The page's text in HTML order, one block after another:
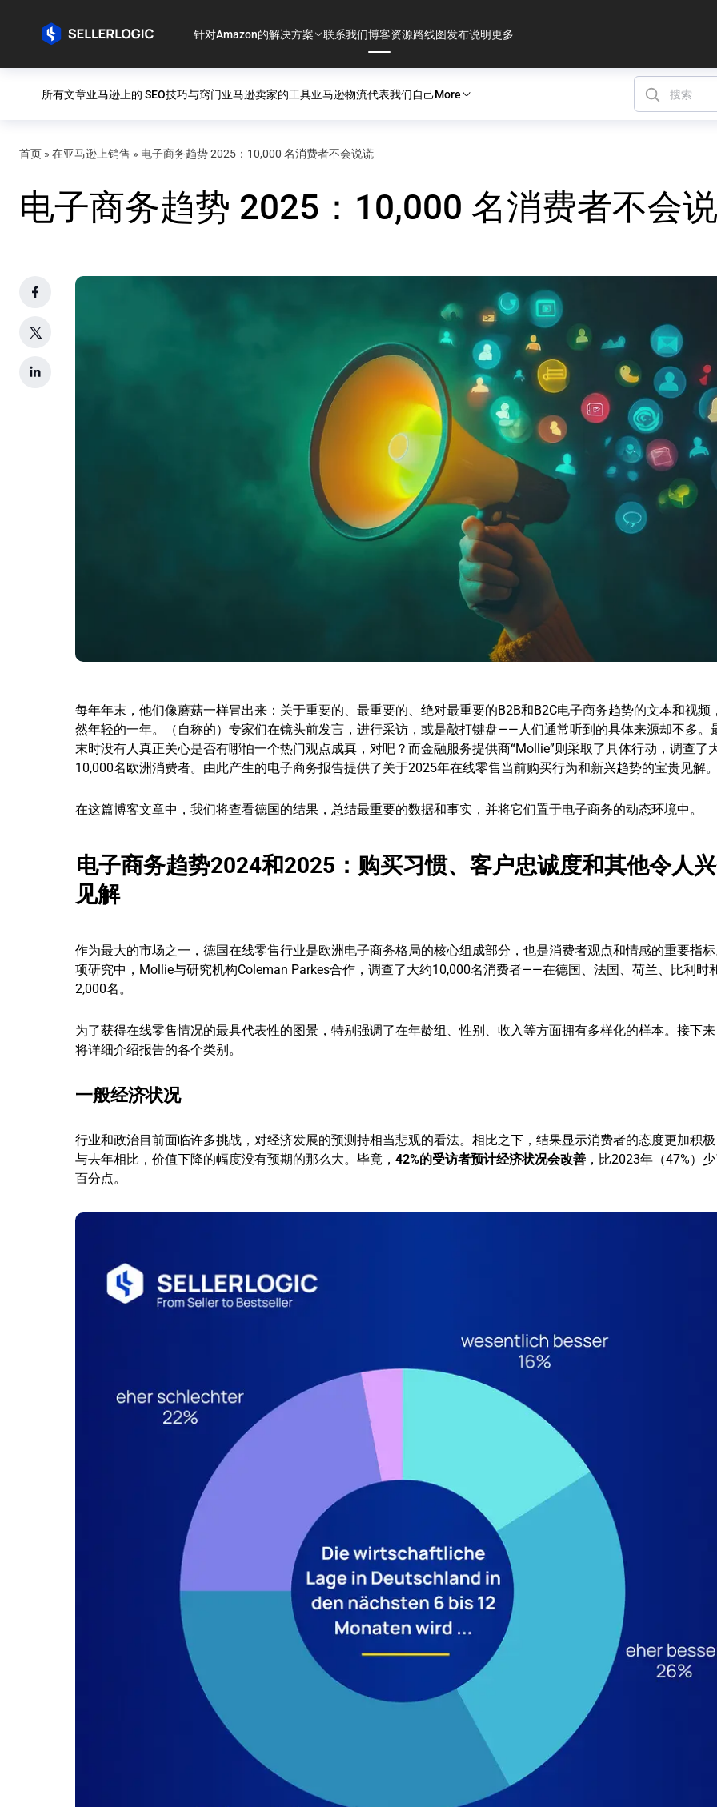
针对Amazon的解决方案 联系我们博客资源路线图发布说明更多
所有文章亚马逊上的 SEO技巧与窍门亚马逊卖家的工具亚马逊物流代表我们自己More
首页 » 在亚马逊上销售 » 电子商务趋势 2025：10,000 名消费者不会说谎
电子商务趋势 2025：10,000 名消费者不会
每年年末，他们像蘑菇一样冒出来：关于重要的、最重要的、绝对最重要的B2B和B2C电子商务趋势的文本和视频
然年轻的一年。（自称的）专家们在镜头前发言，进行采访，或是敲打键盘——人们通常听到的具体来源却不多。
末时没有人真正关心是否有哪怕一个热门观点成真，对吧？而金融服务提供商“Mollie”则采取了具体行动，调查了
10,000名欧洲消费者。由此产生的电子商务报告提供了关于2025年在线零售当前购买行为和新兴趋势的宝贵见解
在这篇博客文章中，我们将查看德国的结果，总结最重要的数据和事实，并将它们置于电子商务的动态环境中。
电子商务趋势2024和2025：购买习惯、客户忠诚度和其他令人
见解
作为最大的市场之一，德国在线零售行业是欧洲电子商务格局的核心组成部分，也是消费者观点和情感的重要指
项研究中，Mollie与研究机构Coleman Parkes合作，调查了大约10,000名消费者——在德国、法国、荷兰、比利时
2,000名。
为了获得在线零售情况的最具代表性的图景，特别强调了在年龄组、性别、收入等方面拥有多样化的样本。接下
将详细介绍报告的各个类别。
一般经济状况
行业和政治目前面临许多挑战，对经济发展的预测持相当悲观的看法。相比之下，结果显示消费者的态度更加积
与去年相比，价值下降的幅度没有预期的那么大。毕竟， 42%的受访者预计经济状况会改善 ，比2023年（47%）
百分点。